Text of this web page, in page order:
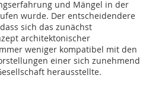
und Mängel in der
wurde. Der entscheidendere
sich das zunächst
architektonischer
weniger kompatibel mit den
einer sich zunehmend
herausstellte.